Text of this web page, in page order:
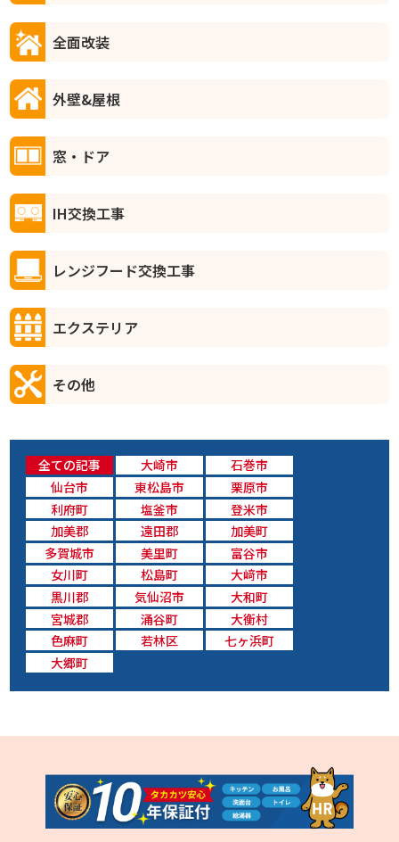
全面改装
外壁&屋根
窓・ドア
IH交換工事
レンジフード交換工事
エクステリア
その他
全ての記事 大崎市
石巻市
仙台市
東松島市
栗原市
利府町
塩釜市
登米市
加美郡
遠田郡
加美町
多賀城市
美里町
富谷市
女川町
松島町
大﨑市
黒川郡
気仙沼市
大和町
宮城郡
涌谷町
大衡村
色麻町
若林区
七ヶ浜町
大郷町